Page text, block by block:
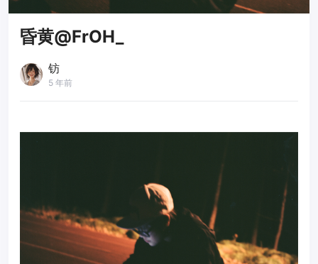
昏黄@FrOH_
钫
5 年前